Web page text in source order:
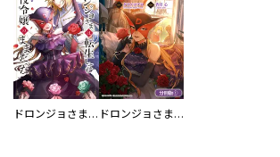
ドロンジョさまは転生しても悪役令嬢のままだった ドロンジョさまは転生しても悪役令嬢のままだった【分冊版】